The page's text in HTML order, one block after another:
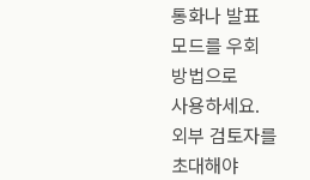
통화나 발표
모드를 우회
방법으로
사용하세요.
외부 검토자를
초대해야